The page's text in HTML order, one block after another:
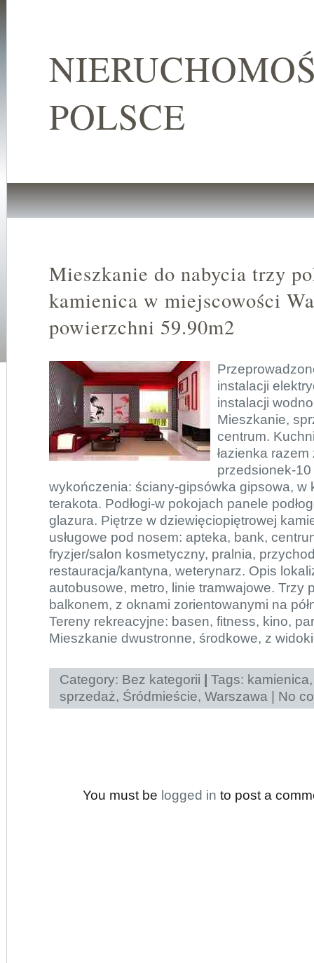
POLSCE
Mieszkanie do nabycia trzy
kamienica w miejscowości
powierzchni 59.90m2
instalacji
instalacji
Mieszkanie,
centrum.
łazienka
przedsionek-
wykończenia: ściany-gipsówka gipsowa, w
terakota. Podłogi-w pokojach panele
glazura. Piętrze w dziewięciopiętrowej
usługowe pod nosem: apteka, bank,
fryzjer/salon kosmetyczny, pralnia,
restauracja/kantyna, weterynarz. Opis
autobusowe, metro, linie tramwajowe. Trzy
balkonem, z oknami zorientowanymi na
Tereny rekreacyjne: basen, fitness, kino,
Mieszkanie dwustronne, środkowe, z
Category: Bez kategorii Tags: kamienica
sprzedaż, Śródmieście, Warszawa No
You must be logged in to post a